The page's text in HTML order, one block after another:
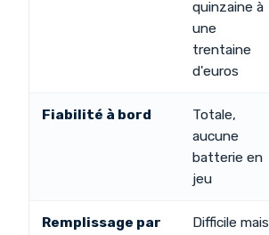
quinzaine à
une
trentaine
d'euros
Fiabilité à bord
Totale,
aucune
batterie en
jeu
Remplissage par
Difficile mais